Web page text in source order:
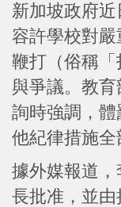
新加坡政府近
容許學校對
鞭打（俗稱
與爭議。教
詢時強調，
他紀律措施全
據外媒報道
長批准，並